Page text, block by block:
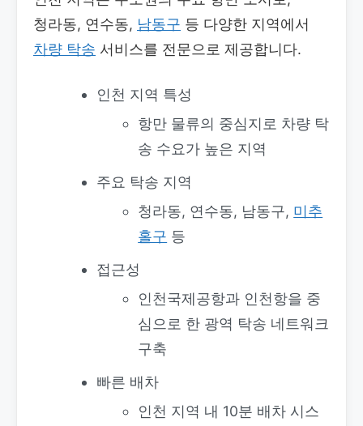
청라동, 연수동, 남동구 등 다양한 지역에서
차량 탁송 서비스를 전문으로 제공합니다.
인천 지역 특성
항만 물류의 중심지로 차량 탁
송 수요가 높은 지역
주요 탁송 지역
청라동, 연수동, 남동구, 미추
홀구 등
접근성
인천국제공항과 인천항을 중
심으로 한 광역 탁송 네트워크
구축
빠른 배차
인천 지역 내 10분 배차 시스